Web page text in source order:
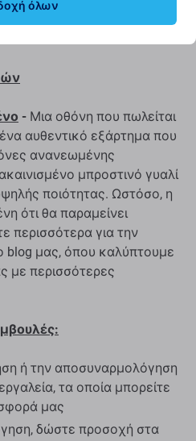
- Μια οθόνη που πωλείται
αυθεντικό εξάρτημα που
ανανεωμένης
μπροστινό γυαλί
ποιότητας. Ωστόσο, η
ότι θα παραμείνει
περισσότερα για την
blog μας, όπου καλύπτουμε
με περισσότερες
ή την αποσυναρμολόγηση
τα οποία μπορείτε
μας
δώστε προσοχή στα
όλων